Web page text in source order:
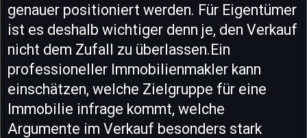
genauer positioniert werden. Für Eigentümer
ist es deshalb wichtiger denn je, den Verkauf
nicht dem Zufall zu überlassen.Ein
professioneller Immobilienmakler kann
einschätzen, welche Zielgruppe für eine
Immobilie infrage kommt, welche
Argumente im Verkauf besonders stark